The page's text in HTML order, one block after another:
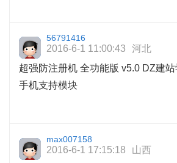
56791416
2016-6-1 11:00:43
河北
超强防注册机 全功能版 v5.0 DZ建
手机支持模块
max007158
2016-6-1 17:15:18
山西